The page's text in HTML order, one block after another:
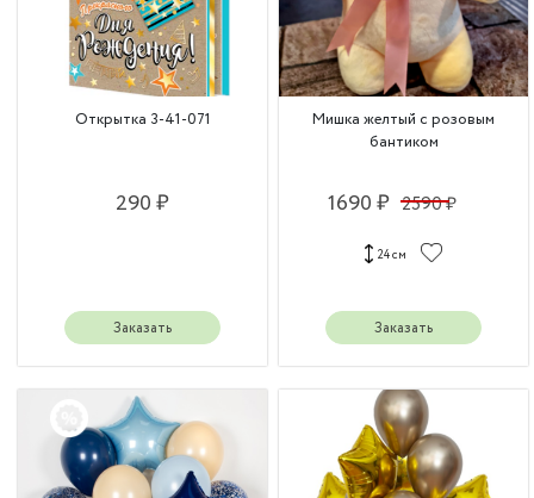
Открытка 3-41-071
290 ₽
Заказать
Мишка желтый с розовым
бантиком
1690 ₽ 2590 ₽
24 см
Заказать